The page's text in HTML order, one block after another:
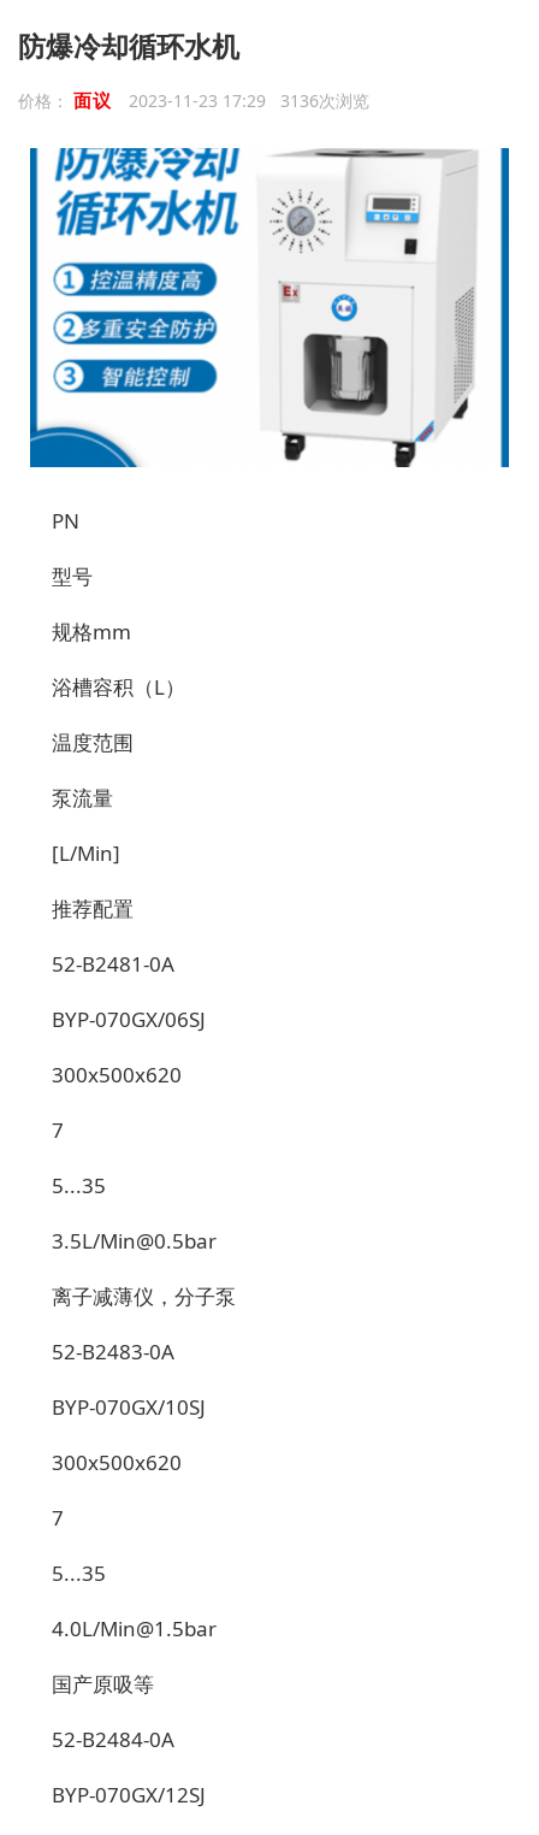
防爆冷却循环水机
价格： 面议 2023-11-23 17:29 3136次浏览
PN
型号
规格mm
浴槽容积（L）
温度范围
泵流量
[L/Min]
推荐配置
52-B2481-0A
BYP-070GX/06SJ
300x500x620
7
5...35
3.5L/Min@0.5bar
离子减薄仪，分子泵
52-B2483-0A
BYP-070GX/10SJ
300x500x620
7
5...35
4.0L/Min@1.5bar
国产原吸等
52-B2484-0A
BYP-070GX/12SJ